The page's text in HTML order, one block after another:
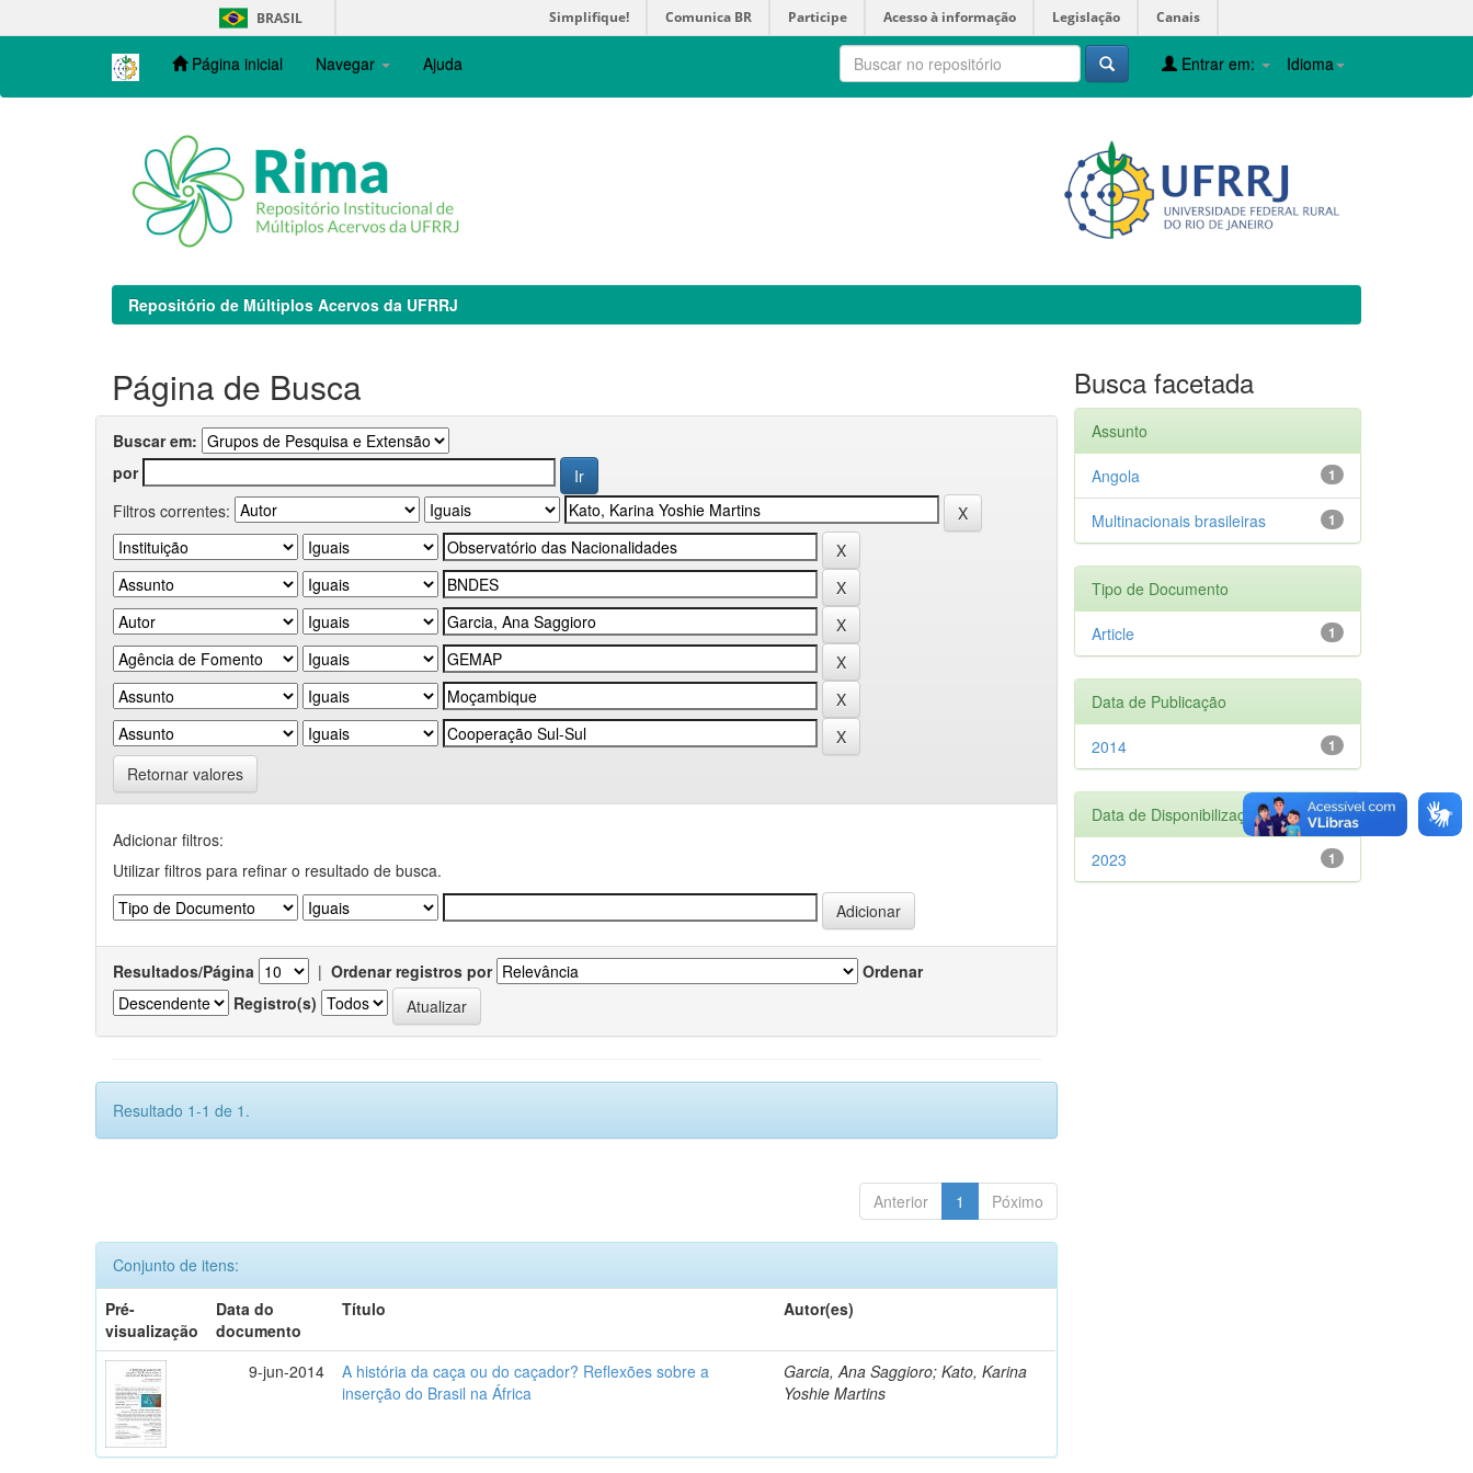
navigation
BRASIL Simplifique! Comunica BR Participe Acesso à informação Legislação Canais
Página inicial Navegar Ajuda Idioma
Entrar em:
Repositório de Múltiplos Acervos da UFRRJ
Página de Busca
Buscar em:
por
Filtros correntes:
Retornar valores
Adicionar filtros:
Utilizar filtros para refinar o resultado de busca.
Resultados/Página | Ordenar registros por
Ordenar
Registro(s)
Resultado 1-1 de 1.
Anterior 1 Póximo
Conjunto de itens:
Pré-
visualização
Data do
documento
Título Autor(es)
9-jun-2014
A história da caça ou do caçador? Reflexões sobre a
inserção do Brasil na África
Garcia, Ana Saggioro; Kato, Karina
Yoshie Martins
Busca facetada
Assunto
1
Angola
1
Multinacionais brasileiras
Tipo de Documento
1
Article
Data de Publicação
1
2014
Data de Disponibilização
1
2023